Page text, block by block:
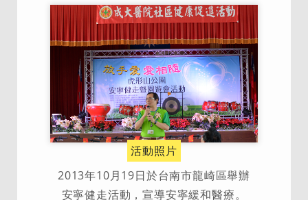
活動照片
2013年10月19日於台南市龍崎區舉辦
安寧健走活動，宣導安寧緩和醫療。